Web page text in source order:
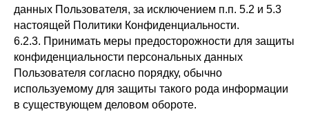
данных Пользователя, за исключением п.п. 5.2 и 5.3
настоящей Политики Конфиденциальности.
6.2.3. Принимать меры предосторожности для защиты
конфиденциальности персональных данных
Пользователя согласно порядку, обычно
используемому для защиты такого рода информации
в существующем деловом обороте.